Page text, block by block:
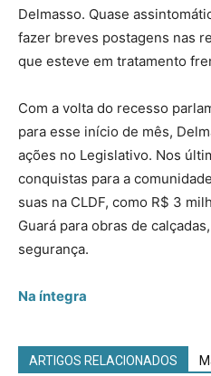
Delmasso. Quase
fazer breves postagens nas
que esteve em tratamento
Com a volta do recesso
para esse início de mês,
ações no Legislativo. Nos
conquistas para a
suas na CLDF, como R$ 3
Guará para obras de
segurança.
Na íntegra
ARTIGOS RELACIONADOS